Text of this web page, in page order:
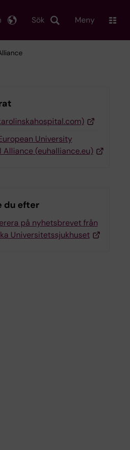
Sök Meny
University
Alliance (euhalliance.eu)
du efter
på nyhetsbrevet från
Universitetssjukhuset